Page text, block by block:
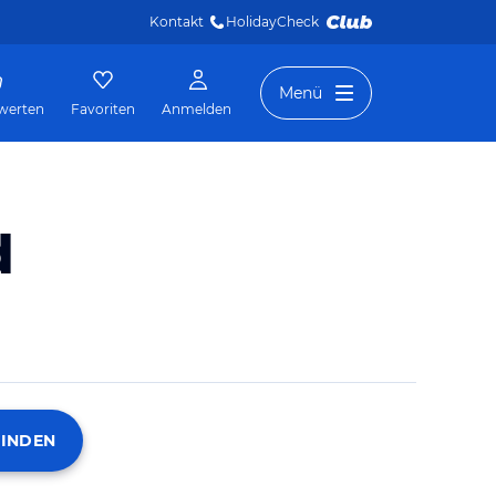
Kontakt HolidayCheck
Favoriten Anmelden
Menü